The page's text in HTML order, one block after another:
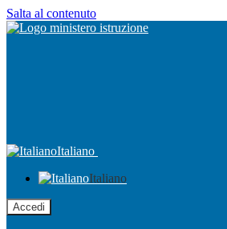
Salta al contenuto
Italiano
Italiano
Accedi